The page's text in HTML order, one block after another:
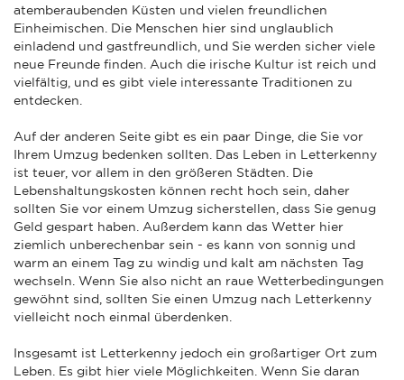
atemberaubenden Küsten und vielen freundlichen
Einheimischen. Die Menschen hier sind unglaublich
einladend und gastfreundlich, und Sie werden sicher viele
neue Freunde finden. Auch die irische Kultur ist reich und
vielfältig, und es gibt viele interessante Traditionen zu
entdecken.
Auf der anderen Seite gibt es ein paar Dinge, die Sie vor
Ihrem Umzug bedenken sollten. Das Leben in Letterkenny
ist teuer, vor allem in den größeren Städten. Die
Lebenshaltungskosten können recht hoch sein, daher
sollten Sie vor einem Umzug sicherstellen, dass Sie genug
Geld gespart haben. Außerdem kann das Wetter hier
ziemlich unberechenbar sein - es kann von sonnig und
warm an einem Tag zu windig und kalt am nächsten Tag
wechseln. Wenn Sie also nicht an raue Wetterbedingungen
gewöhnt sind, sollten Sie einen Umzug nach Letterkenny
vielleicht noch einmal überdenken.
Insgesamt ist Letterkenny jedoch ein großartiger Ort zum
Leben. Es gibt hier viele Möglichkeiten. Wenn Sie daran